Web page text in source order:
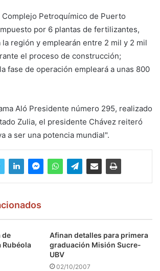
Petroquímico de Puerto
por 6 plantas de fertilizantes,
la región y emplearán entre 2 mil y 2 mil
el proceso de construcción;
fase de operación empleará a unas 800
Aló Presidente número 295, realizado
Zulia, el presidente Chávez reiteró
a ser una potencia mundial".
de
Rubéola
Afinan detalles para primera
graduación Misión Sucre-
UBV
02/10/2007